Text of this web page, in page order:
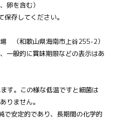
卵を含む）
存してください。
（和歌山県海南市上谷255-2）
一般的に賞味期限などの表示はあ
す。この様な低温ですと細菌は
りません。
で安定的であり、長期間の化学的